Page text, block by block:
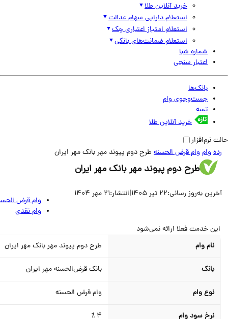
خرید آنلاین طلا
استعلام دارایی سهام عدالت
استعلام امتیاز اعتباری چک
استعلام ضمانت‌های بانکی
شماره شبا
اعتبار سنجی
بانک‌ها
جست‌وجوی وام
تسه
خرید آنلاین طلا
وام وام قرض الحسنهطرح دوم پیوند مهر بانک مهر ایران
طرح دوم پیوند مهر بانک مهر ایران
به‌روز رسانی:22 تیر 1405 |انتشار:21 مهر 1404
وام قرض الحسنه
وام نقدی
خدمت فعلا ارائه نمی‌شود
نام وام
طرح دوم پیوند مهر بانک مهر ایران
بانک بانک قرض‌الحسنه مهر ایران
نوع وام وام قرض الحسنه
نرخ سود وام